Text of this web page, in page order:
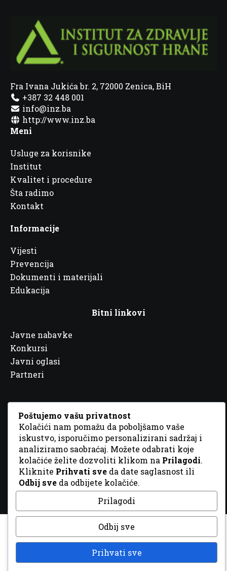
Fra Ivana Jukića br. 2, 72000 Zenica, BiH
+387 32 448 001
info@inz.ba
http://www.inz.ba
Meni
Usluge za korisnike
Institut
Kvalitet i procedure
Šta radimo
Kontakt
Informacije
Vijesti
Prevencija
Dokumenti i materijali
Edukacija
Bitni linkovi
Javne nabavke
Konkursi
Javni oglasi
Partneri
© 2026 Sva prava zadržana. DizajnGordonDM
Poštujemo vašu privatnost
Kolačići nam pomažu da poboljšamo vaše
iskustvo, isporučimo personalizirani sadržaj i
analiziramo saobraćaj. Možete odabrati koje
kolačiće želite dozvoliti klikom na Prilagodi.
Kliknite Prihvati sve da date saglasnost ili
Odbij sve da odbijete kolačiće.
Prilagodi
Odbij sve
Prihvati sve